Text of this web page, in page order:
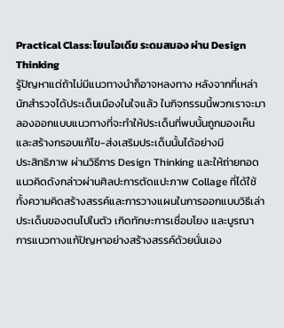
Practical Class: โยนไอเดีย ระดมสมอง ผ่าน Design
Thinking
รู้ปัญหาแต่ถ้าไม่มีแนวทางนำก็อาจหลงทาง หลังจากที่เหล่า
นักสำรวจได้ประเด็นเมืองในใจแล้ว ในกิจกรรมนี้พวกเราจะมา
ลองออกแบบแนวทางที่จะทำให้ประเด็นที่พบนั้นถูกมองเห็น
และสร้างกรอบแก้ไข-ส่งเสริมประเด็นนั้นได้อย่างมี
ประสิทธิภาพ ผ่านวิธีการ Design Thinking และให้ถ่ายทอด
แนวคิดดังกล่าวผ่านศิลปะการตัดแปะภาพ Collage ที่ได้ใช้
ทั้งความคิดสร้างสรรค์และการวางแผนในการออกแบบวิธีเล่า
ประเด็นของตนไปในตัว เกิดทักษะการเชื่อมโยง และบูรณา
การแนวทางแก้ปัญหาอย่างสร้างสรรค์ด้วยนั่นเอง